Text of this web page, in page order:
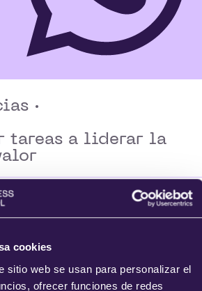
cookies
sitio web se usan para personalizar el
ofrecer funciones de redes
·
tareas a liderar la
el departamento
una empresa aplicando las
y eficaces.